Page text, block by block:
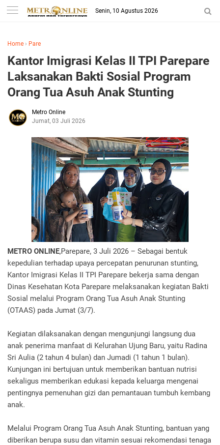
Senin, 10 Agustus 2026
Home › Pare
Kantor Imigrasi Kelas II TPI Parepare
Laksanakan Bakti Sosial Program
Orang Tua Asuh Anak Stunting
Metro Online
Jumat, 03 Juli 2026
METRO ONLINE,Parepare, 3 Juli 2026 – Sebagai bentuk
kepedulian terhadap upaya percepatan penurunan stunting,
Kantor Imigrasi Kelas II TPI Parepare bekerja sama dengan
Dinas Kesehatan Kota Parepare melaksanakan kegiatan Bakti
Sosial melalui Program Orang Tua Asuh Anak Stunting
(OTAAS) pada Jumat (3/7).
Kegiatan dilaksanakan dengan mengunjungi langsung dua
anak penerima manfaat di Kelurahan Ujung Baru, yaitu Radina
Sri Aulia (2 tahun 4 bulan) dan Jumadi (1 tahun 1 bulan).
Kunjungan ini bertujuan untuk memberikan bantuan nutrisi
sekaligus memberikan edukasi kepada keluarga mengenai
pentingnya pemenuhan gizi dan pemantauan tumbuh kembang
anak.
Melalui Program Orang Tua Asuh Anak Stunting, bantuan yang
diberikan berupa susu dan vitamin sesuai rekomendasi tenaga